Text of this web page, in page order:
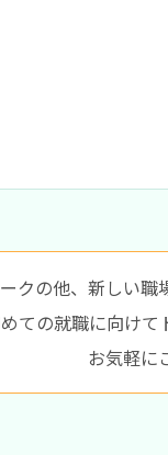
クの他、新しい職
ての就職に向けて
お気軽に